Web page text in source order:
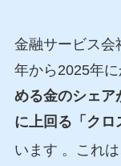
金融サービス会
年から2025年に
める金のシェア
に上回る「クロ
います 。これ